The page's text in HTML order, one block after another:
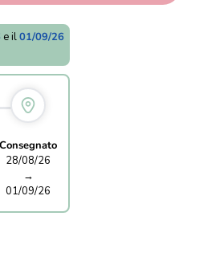
e il01/09/26
Consegnato
28/08/26
→
01/09/26